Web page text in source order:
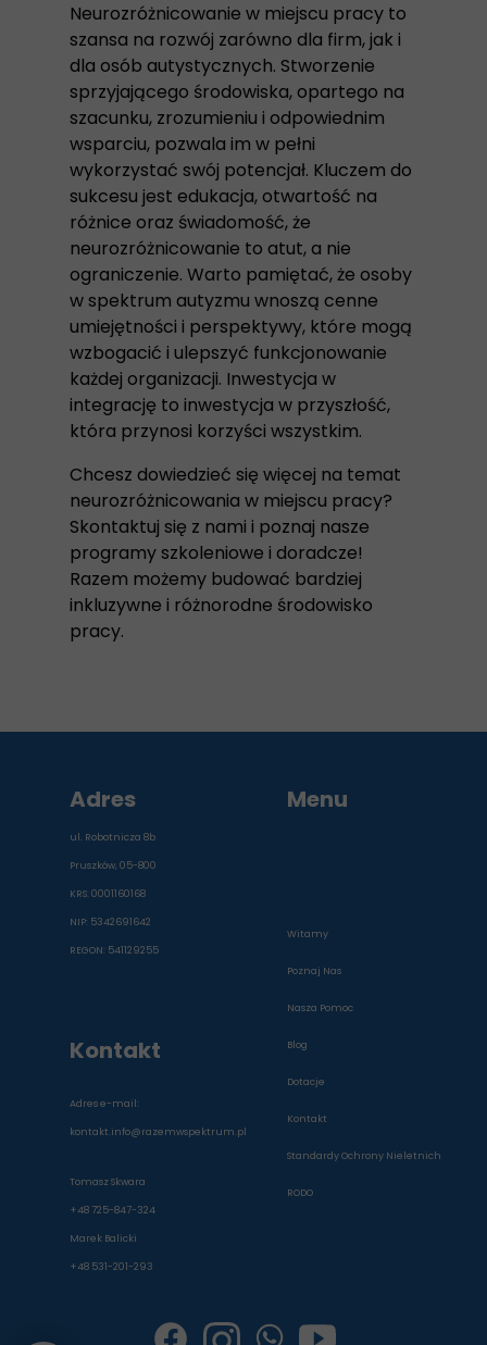
Neurozróżnicowanie w miejscu pracy to
szansa na rozwój zarówno dla firm, jak i
dla osób autystycznych. Stworzenie
sprzyjającego środowiska, opartego na
szacunku, zrozumieniu i odpowiednim
wsparciu, pozwala im w pełni
wykorzystać swój potencjał. Kluczem do
sukcesu jest edukacja, otwartość na
różnice oraz świadomość, że
neurozróżnicowanie to atut, a nie
ograniczenie. Warto pamiętać, że osoby
w spektrum autyzmu wnoszą cenne
umiejętności i perspektywy, które mogą
wzbogacić i ulepszyć funkcjonowanie
każdej organizacji. Inwestycja w
integrację to inwestycja w przyszłość,
która przynosi korzyści wszystkim.
Chcesz dowiedzieć się więcej na temat
neurozróżnicowania w miejscu pracy?
Skontaktuj się z nami i poznaj nasze
programy szkoleniowe i doradcze!
Razem możemy budować bardziej
inkluzywne i różnorodne środowisko
pracy.
Adres
ul. Robotnicza 8b
Pruszków, 05-800
KRS: 0001160168
NIP: 5342691642
REGON: 541129255
Kontakt
Tomasz Skwara
+48 725-847-324
Marek Balicki
+48 531-201-293
Adres e-mail:
kontakt.info@razemwspektrum.pl
Menu
Witamy
Poznaj Nas
Dołącz do RwS
Dołącz do Darczyńców
Sprawozdania finansowe
Nasza Pomoc
Darmowa konsultacja
Mikołajki 2025
Galeria
Blog
Dotacje
Kontakt
Standardy Ochrony Nieletnich
RODO